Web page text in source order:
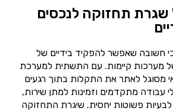
שגרת תחזוקה לנכסים
חשובה שאפשר להפקיד בידיים של
מערכות קיימות. עם התשתית למערכת
מסוגל לאתר את התקלות בתוך רגעים
עבודה מתקדמים וזמינות למתן שירות,
לבעיות פשוטות יחסית. שיגרת התחזוקה